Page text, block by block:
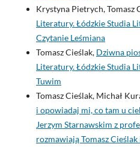
Krystyna Pietrych, Tomasz
Literatury. Łódzkie Studia
Czytanie Leśmiana
Tomasz Cieślak, Dziwna
Literatury. Łódzkie Studia
Tuwim
Tomasz Cieślak, Michał
i opowiadaj mi, co tam u
Jerzym Starnawskim z
rozmawiają Tomasz